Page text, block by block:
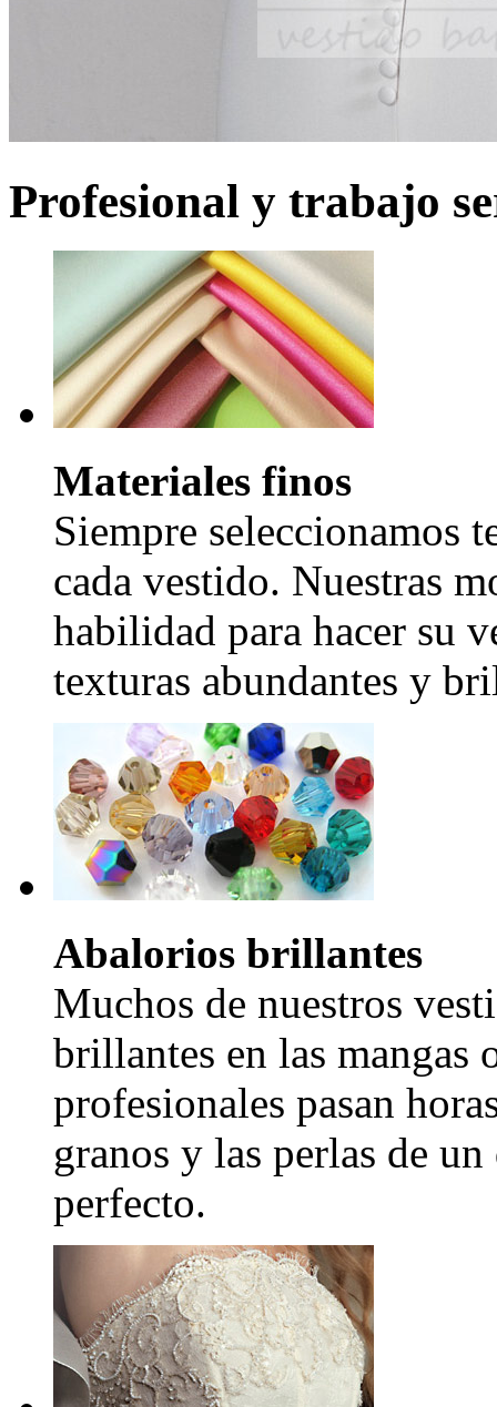
Profesional y trabajo
Materiales finos
Siempre seleccionamos
cada vestido. Nuestras
habilidad para hacer su
texturas abundantes y
Abalorios brillantes
Muchos de nuestros
brillantes en las mangas
profesionales pasan
granos y las perlas de
perfecto.